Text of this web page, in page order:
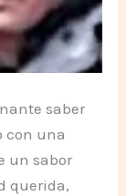
saber
con una
un sabor
querida,